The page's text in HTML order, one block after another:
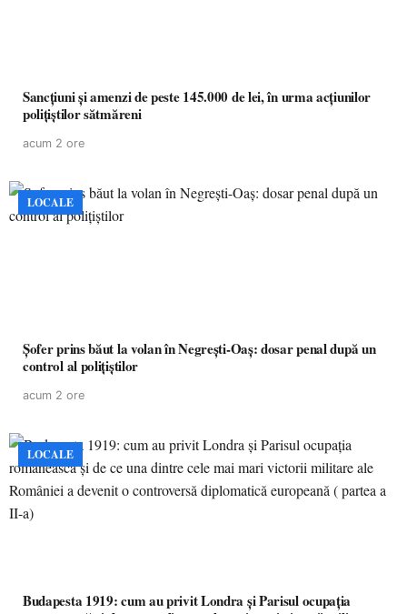
Sancțiuni și amenzi de peste 145.000 de lei, în urma acțiunilor
polițiștilor sătmăreni
acum 2 ore
LOCALE
Șofer prins băut la volan în Negrești-Oaș: dosar penal după un
control al polițiștilor
acum 2 ore
LOCALE
Budapesta 1919: cum au privit Londra și Parisul ocupația